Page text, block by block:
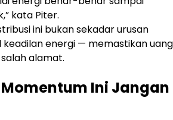
kata Piter.
ini bukan sekadar urusan
keadilan energi — memastikan uang
alamat.
Ini Jangan